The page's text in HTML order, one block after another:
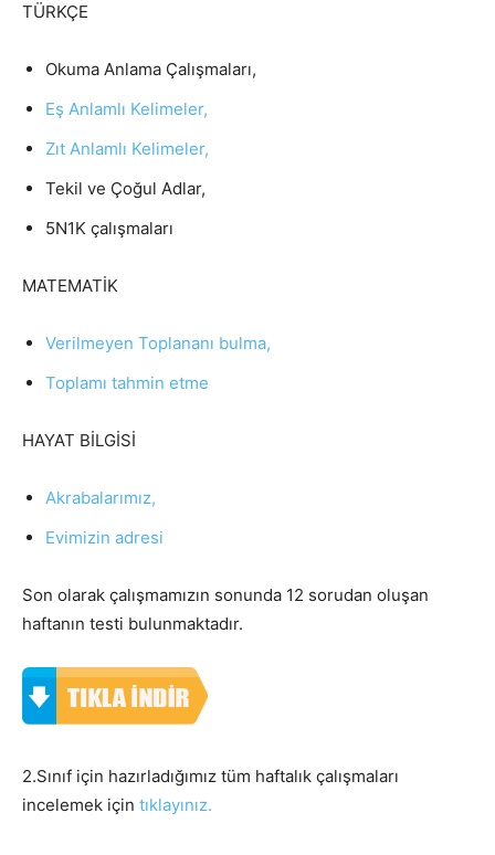
TÜRKÇE
Okuma Anlama Çalışmaları,
Eş Anlamlı Kelimeler,
Zıt Anlamlı Kelimeler,
Tekil ve Çoğul Adlar,
5N1K çalışmaları
MATEMATİK
Verilmeyen Toplananı bulma,
Toplamı tahmin etme
HAYAT BİLGİSİ
Akrabalarımız,
Evimizin adresi
Son olarak çalışmamızın sonunda 12 sorudan oluşan
haftanın testi bulunmaktadır.
2.Sınıf için hazırladığımız tüm haftalık çalışmaları
incelemek için tıklayınız.